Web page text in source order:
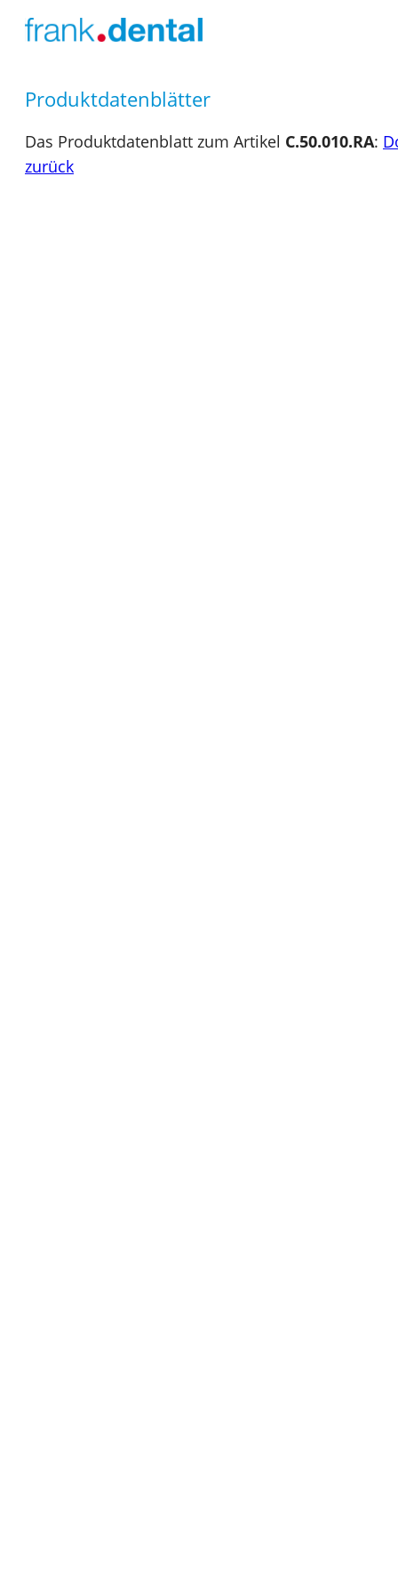
Produktdatenblätter
Das Produktdatenblatt zum Artikel C.50.010.RA:
zurück